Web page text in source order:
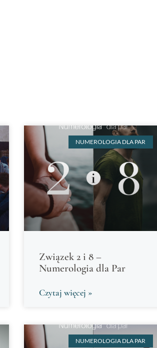
NUMEROLOGIA DLA PAR
Związek 2 i 8 –
Numerologia dla Par
Czytaj więcej »
NUMEROLOGIA DLA PAR